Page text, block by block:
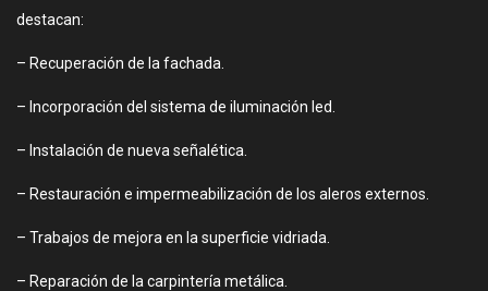
destacan:
– Recuperación de la fachada.
– Incorporación del sistema de iluminación led.
– Instalación de nueva señalética.
– Restauración e impermeabilización de los aleros externos.
– Trabajos de mejora en la superficie vidriada.
– Reparación de la carpintería metálica.